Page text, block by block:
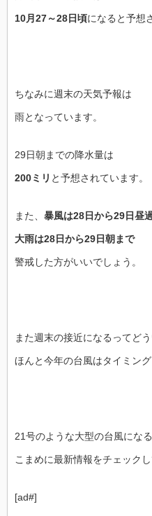
10月27～28日頃になると予想
ちなみに週末の天気予報は
雨となっています。
29日朝までの降水量は
200ミリ と予想されています。
また、 暴風は28日から29日昼過
大雨は28日から29日朝まで
警戒した方がいいでしょう。
また週末の接近になるってど
ほんと今年の台風はタイミン
21号のような大型の台風にな
こまめに最新情報をチェック
[ad#]